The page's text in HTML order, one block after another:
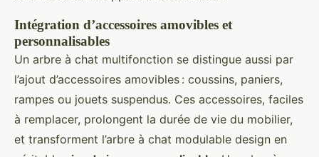
Intégration d’accessoires amovibles et
personnalisables
Un arbre à chat multifonction se distingue aussi par
l’ajout d’accessoires amovibles : coussins, paniers,
rampes ou jouets suspendus. Ces accessoires, faciles
à remplacer, prolongent la durée de vie du mobilier,
et transforment l’arbre à chat modulable design en